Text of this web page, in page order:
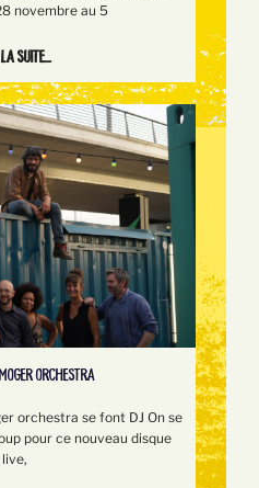
novembre au 5
suite...
ORCHESTRA
orchestra se font DJ On se
pour ce nouveau disque
live,